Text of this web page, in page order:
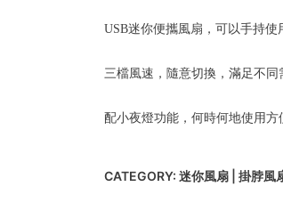
USB迷你便攜風扇，可以手持
三檔風速，隨意切換，滿足不同
配小夜燈功能，何時何地使用方
CATEGORY:迷你風扇 | 掛脖風